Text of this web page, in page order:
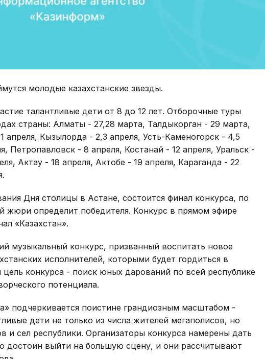
молодые казахстанские звезды.
талантливые дети от 8 до 12 лет. Отборочные туры
страны: Алматы - 27,28 марта, Талдыкорган - 29 марта,
Кызылорда - 2,3 апреля, Усть-Каменогорск - 4,5
Петропавловск - 8 апреля, Костанай - 12 апреля, Уральск -
Актау - 18 апреля, Актобе - 19 апреля, Караганда - 22
Дня столицы в Астане, состоится финал конкурса, по
жюри определит победителя. Конкурс в прямом эфире
«Казахстан».
музыкальный конкурс, призванный воспитать новое
исполнителей, которыми будет гордиться в
цель конкурса - поиск юных дарований по всей республике
потенциала.
подчеркивается поистине грандиозным масштабом -
дети не только из числа жителей мегаполисов, но
и сел республики. Организаторы конкурса намерены дать
достоин выйти на большую сцену, и они рассчитывают